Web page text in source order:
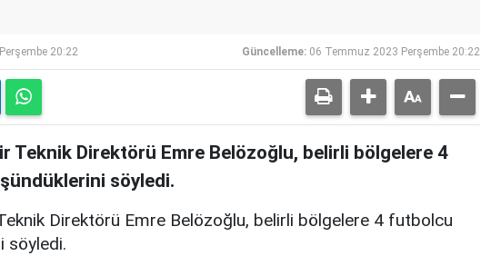
20:22 Güncelleme: 06 Temmuz 2023 Perşembe 20:22
Teknik Direktörü Emre Belözoğlu, belirli bölgelere 4
söyledi.
Direktörü Emre Belözoğlu, belirli bölgelere 4 futbolcu
söyledi.